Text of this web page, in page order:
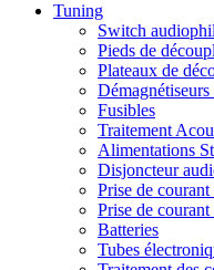
Tuning
Switch
Pieds de
Plateaux de
Fusibles
Traitement
Alimentations
Disjoncteur
Prise de
Prise de
Batteries
Tubes